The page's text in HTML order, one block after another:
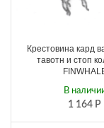
Крестовина кард
тавотн и стоп
1 164 Р
В